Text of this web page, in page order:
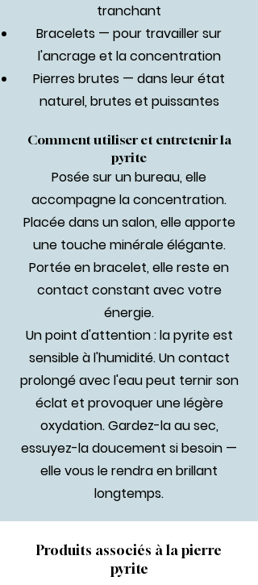
tranchant
Bracelets — pour travailler sur
l'ancrage et la concentration
Pierres brutes — dans leur état
naturel, brutes et puissantes
Comment utiliser et entretenir la
pyrite
Posée sur un bureau, elle
accompagne la concentration.
Placée dans un salon, elle apporte
une touche minérale élégante.
Portée en bracelet, elle reste en
contact constant avec votre
énergie.
Un point d'attention : la pyrite est
sensible à l'humidité. Un contact
prolongé avec l'eau peut ternir son
éclat et provoquer une légère
oxydation. Gardez-la au sec,
essuyez-la doucement si besoin —
elle vous le rendra en brillant
longtemps.
Produits associés à la pierre
pyrite